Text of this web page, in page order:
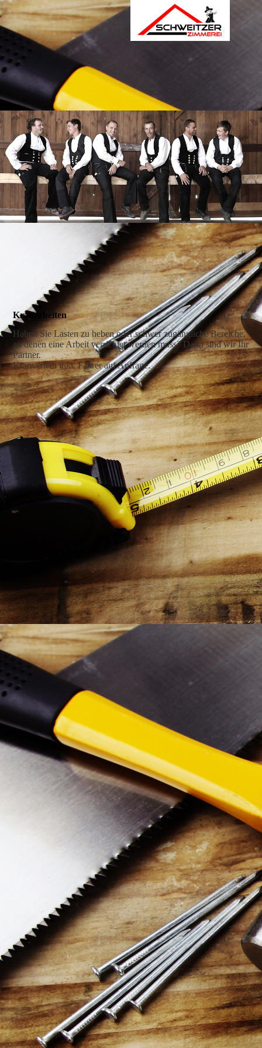
Kranarbeiten
Haben Sie Lasten zu heben oder schwer zugängliche Bereiche,
an denen eine Arbeit verrichtet werden muss?Dann sind wir Ihr
Partner.
Kranverleih inkl. Fahrer auf Anfrage.